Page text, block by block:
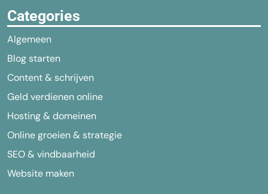
Categories
Algemeen
Blog starten
Content & schrijven
Geld verdienen online
Hosting & domeinen
Online groeien & strategie
SEO & vindbaarheid
Website maken